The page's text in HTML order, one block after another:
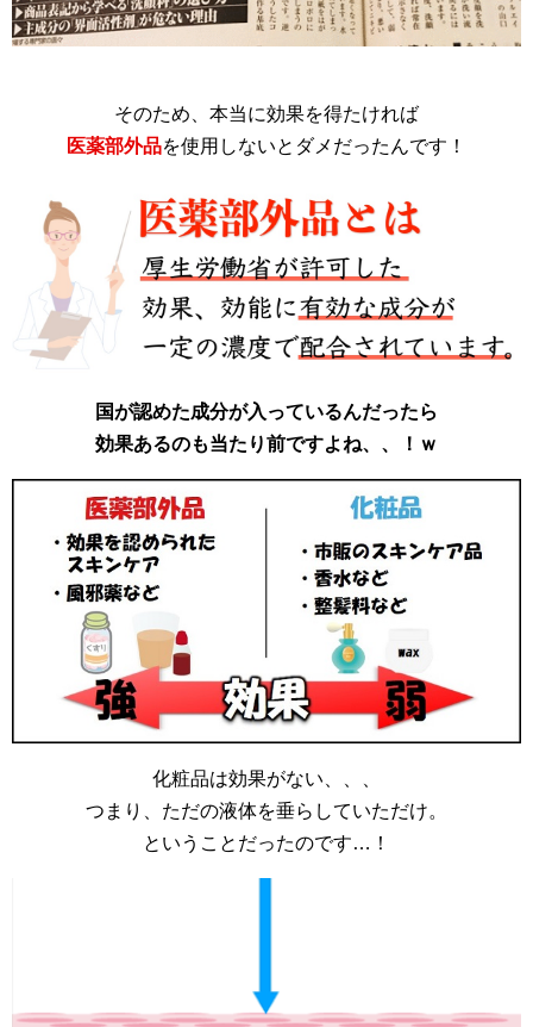
そのため、本当に効果を得たければ
医薬部外品を使用しないとダメだったんです！
国が認めた成分が入っているんだったら
効果あるのも当たり前ですよね、、！ｗ
化粧品は効果がない、、、
つまり、ただの液体を垂らしていただけ。
ということだったのです…！